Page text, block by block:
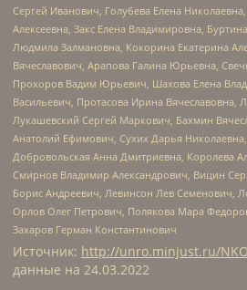
Сергей Иванович, Голубева Елена
Алексеевна, Закс Елена Владимировна,
Людмила Залмановна, Кокорина Екатерина
Вячеславович, Арапова Галина Юрьевна,
Прохоров Вадим Юрьевич, Шахова Елена
Васильевич, Протасова Ирина Вячеславовна,
Лукашевский Сергей Маркович, Бахмин
Анатолий Ефимович, Сухих Дарья
Добровольская Анна Дмитриевна, Королева
Смирнов Владимир Александрович, Вицин
Борис Андреевич, Левинсон Лев Семенович,
Орлов Олег Петрович, Полякова Мара
Захаров Герман Константинович
Источник: http://unro.minjust.ru/
данные на 24.03.2022